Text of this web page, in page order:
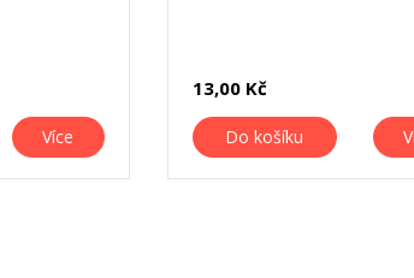
Více
13,00 Kč
Do košíku